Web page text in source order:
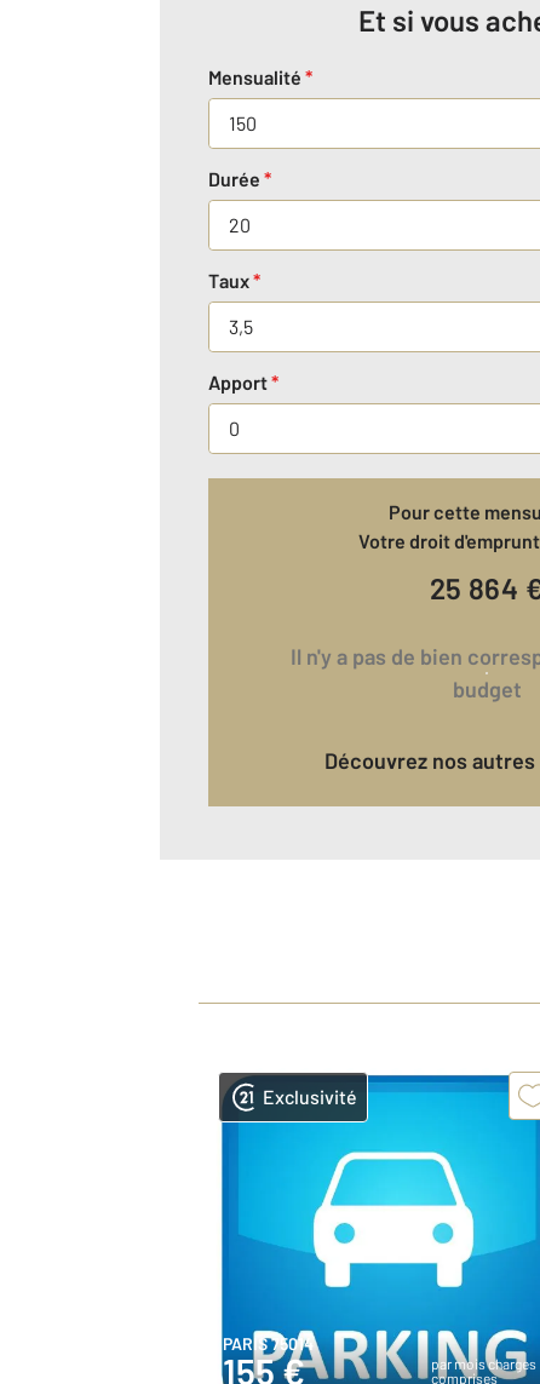
Et si vous
Mensualité *
Durée *
Taux*
Apport*
Pour cette
Votre droit
25 864
Il n'y a pas de bien correspondant à votre
budget
Découvrez nos
Exclusivité
PARIS 75014
155 €
par mois charges
comprises